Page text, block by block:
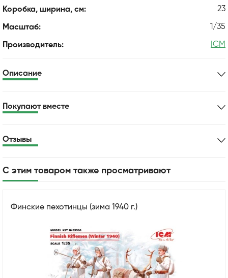
Коробка, ширина, см: 23
Масштаб: 1/35
Производитель: ICM
Описание
Покупают вместе
Отзывы
С этим товаром также просматривают
Финские пехотинцы (зима 1940 г.)